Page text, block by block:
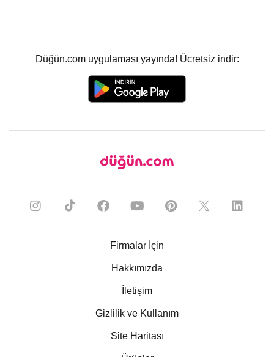
Düğün.com uygulaması yayında! Ücretsiz indir:
Firmalar İçin
Hakkımızda
İletişim
Gizlilik ve Kullanım
Site Haritası